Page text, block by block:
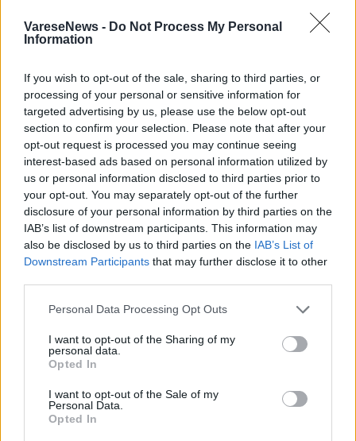
VareseNews - Do Not Process My Personal
Information
If you wish to opt-out of the sale, sharing to third parties, or
processing of your personal or sensitive information for
targeted advertising by us, please use the below opt-out
section to confirm your selection. Please note that after your
opt-out request is processed you may continue seeing
interest-based ads based on personal information utilized by
us or personal information disclosed to third parties prior to
your opt-out. You may separately opt-out of the further
disclosure of your personal information by third parties on the
IAB’s list of downstream participants. This information may
also be disclosed by us to third parties on the IAB’s List of
Downstream Participants that may further disclose it to other
Personal Data Processing Opt Outs
I want to opt-out of the Sharing of my
personal data.
Opted In
I want to opt-out of the Sale of my
Personal Data.
Opted In
Gli occhi di Easyjet su Linate: “Più voli da
Milano non danneggeranno Malpensa”